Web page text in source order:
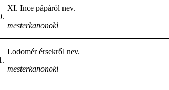
XI. Ince pápáról nev.
mesterkanonoki
Lodomér érsekről nev.
mesterkanonoki